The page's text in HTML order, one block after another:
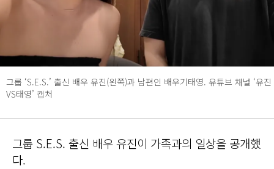
그룹 ‘S.E.S.’ 출신 배우 유진(왼쪽)과 남편인 배우기태영. 유튜브 채널 ‘유진
VS태영’ 캡처
그룹 S.E.S. 출신 배우 유진이 가족과의 일상을 공개했
다.